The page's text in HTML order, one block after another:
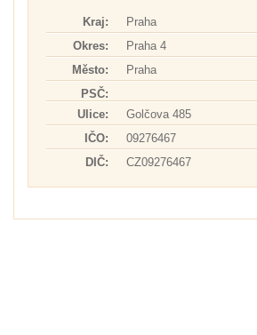
Kraj:
Praha
Okres:
Praha 4
Město:
Praha
PSČ:
Ulice:
Golčova 485
IČO:
09276467
DIČ:
CZ09276467